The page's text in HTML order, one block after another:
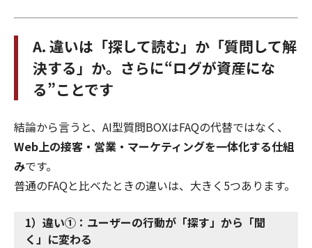
A. 違いは「探して読む」か「質問して解
決する」か。さらに“ログが資産にな
る”ことです
結論から言うと、AI型質問BOXはFAQの代替ではなく、
Web上の接客・営業・マーケティングを一体化する仕組
みです。
普通のFAQと比べたときの違いは、大きく5つあります。
1）違い①：ユーザーの行動が「探す」から「聞
く」に変わる